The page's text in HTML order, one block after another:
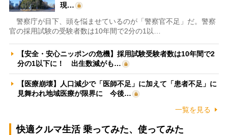
現…
警察庁が目下、頭を悩ませているのが「警察官不足」だ。警察
官の採用試験の受験者数は10年間で2分の1以…
【安全・安心ニッポンの危機】採用試験受験者数は10年間で2
分の1以下に！ 出生数減がも…
【医療崩壊】人口減少で「医師不足」に加えて「患者不足」に
見舞われ地域医療が限界に 今後…
一覧を見る
快適クルマ生活 乗ってみた、使ってみた